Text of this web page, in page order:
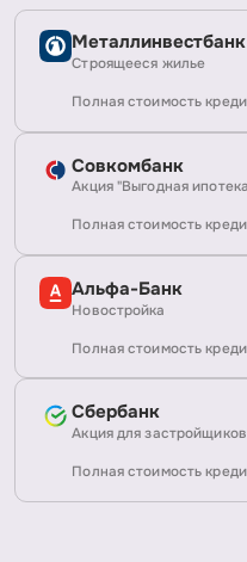
Металлинвестбанк
Строящееся жилье
Полная стоимость
Совкомбанк
Акция "Выгодная
Полная стоимость
Альфа-Банк
Новостройка
Полная стоимость
Сбербанк
Акция для
Полная стоимость